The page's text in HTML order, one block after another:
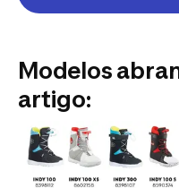
Modelos
artigo: